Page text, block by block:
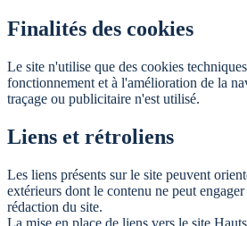
Finalités des cookies
Le site n'utilise que des cookies
fonctionnement et à l'amélioration de la
traçage ou publicitaire n'est utilisé.
Liens et rétroliens
Les liens présents sur le site peuvent
extérieurs dont le contenu ne peut
rédaction du site.
La mise en place de liens vers le site